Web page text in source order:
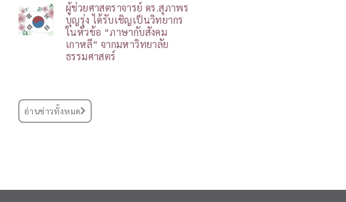
ผู้ช่วยศาสตราจารย์ ดร.สุภาพร
บุญรุ่ง ได้รับเชิญเป็นวิทยากร
ในหัวข้อ “ภาษากับสังคม
เกาหลี” จากมหาวิทยาลัย
ธรรมศาสตร์
อ่านข่าวทั้งหมด